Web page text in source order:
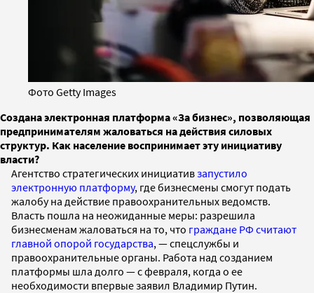
Фото Getty Images
Создана электронная платформа «За бизнес», позволяющая
предпринимателям жаловаться на действия силовых
структур. Как население воспринимает эту инициативу
власти?
Агентство стратегических инициативзапустило
электронную платформу, где бизнесмены смогут подать
жалобу на действие правоохранительных ведомств.
Власть пошла на неожиданные меры: разрешила
бизнесменам жаловаться на то, что граждане РФ считают
главной опорой государства, — спецслужбы и
правоохранительные органы. Работа над созданием
платформы шла долго — с февраля, когда о ее
необходимости впервые заявил Владимир Путин.